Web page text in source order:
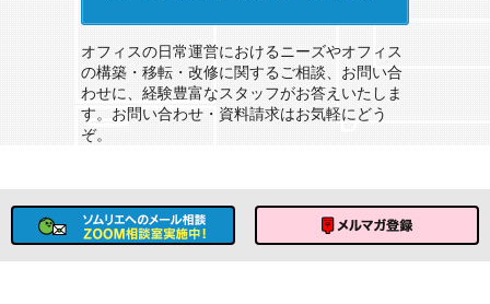
オフィスの日常運営におけるニーズやオフィス
の構築・移転・改修に関するご相談、お問い合
わせに、経験豊富なスタッフがお答えいたしま
す。お問い合わせ・資料請求はお気軽にどう
ぞ。